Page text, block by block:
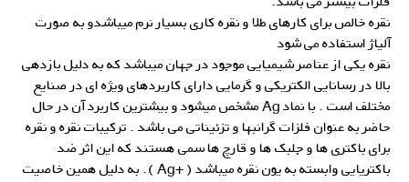
نقره خالص برای کارهای طلا و نقره کاری بسیار نرم میباشدو به صورت
آلیاژ استفاده می شود
نقره یکی از عناصر شیمیایی موجود در جهان میباشد که به دلیل بازدهی
بالا در رسانایی الکتریکی و گرمایی دارای کاربردهای ویژه ای در صنایع
مختلف است . با نماد Ag مشخص میشود و بیشترین کاربرد آن در حال
حاضر به عنوان فلزات گرانبها و تزئیناتی می باشد . ترکیبات نقره و نقره
برای باکتری ها و جلبک ها و قارچ ها سمی هستند که این اثر ضد
باکتریایی وابسته به یون نقره میباشد ( +Ag ). به دلیل همین خاصیت